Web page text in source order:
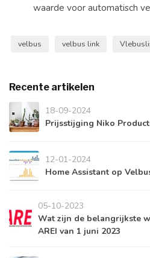
waarde voor automatisch
velbus velbus link
Recente artikelen
18-09-2024
Prijsstijging Niko
12-01-2024
Home Assistant op
05-10-2023
Wat zijn de belangrijkste
AREI van 1 juni 2023